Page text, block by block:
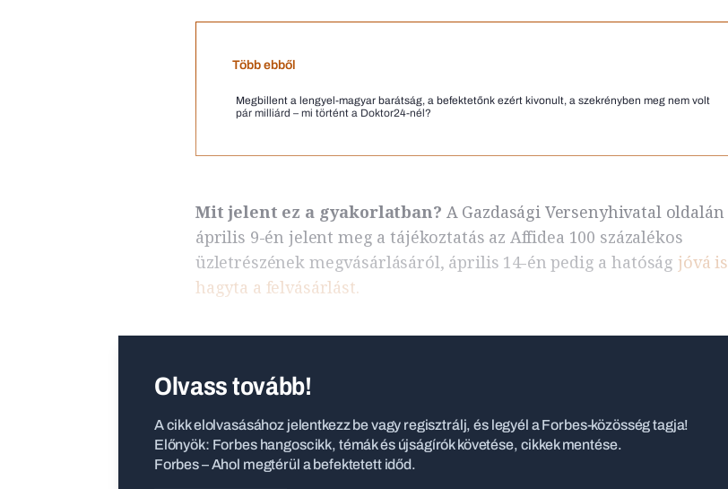
Több ebből
Megbillent a lengyel-magyar barátság, a befektetőnk ezért kivonult, a szekrényben meg nem volt
pár milliárd – mi történt a Doktor24-nél?
Mit jelent ez a gyakorlatban? A Gazdasági Versenyhivatal oldalán
április 9-én jelent meg a tájékoztatás az Affidea 100 százalékos
üzletrészének megvásárlásáról, április 14-én pedig a hatóság jóvá is
hagyta a felvásárlást.
Olvass tovább!
A cikk elolvasásához jelentkezz be vagy regisztrálj, és legyél a Forbes-közösség tagja!
Előnyök: Forbes hangoscikk, témák és újságírók követése, cikkek mentése.
Forbes – Ahol megtérül a befektetett időd.